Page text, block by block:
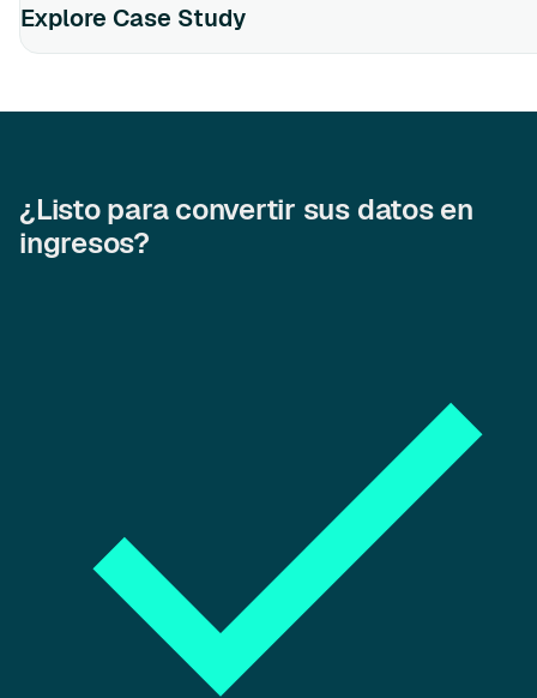
Explore Case Study
¿Listo para convertir sus datos en
ingresos?